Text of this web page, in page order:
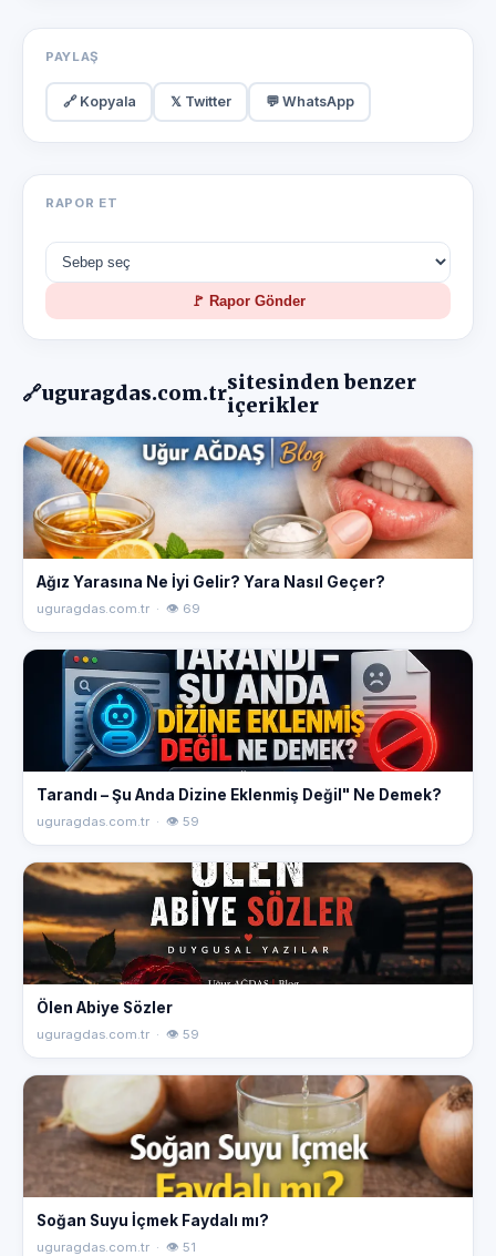
PAYLAŞ
🔗 Kopyala 𝕏 Twitter 💬 WhatsApp
RAPOR ET
🚩 Rapor Gönder
🔗uguragdas.com.trsitesinden benzer
içerikler
Ağız Yarasına Ne İyi Gelir? Yara Nasıl Geçer?
uguragdas.com.tr · 👁 69
Tarandı – Şu Anda Dizine Eklenmiş Değil" Ne Demek?
uguragdas.com.tr · 👁 59
Ölen Abiye Sözler
uguragdas.com.tr · 👁 59
Soğan Suyu İçmek Faydalı mı?
uguragdas.com.tr · 👁 51